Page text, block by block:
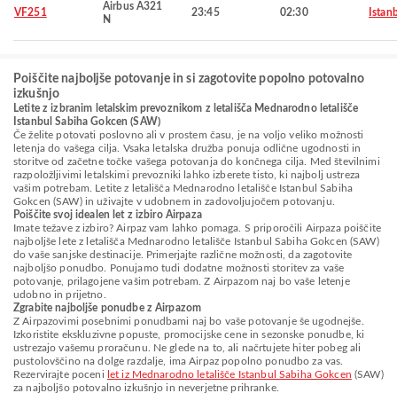
VF251
Airbus A321
N
23:45 02:30
Poiščite najboljše potovanje in si zagotovite popolno potovalno
izkušnjo
Letite z izbranim letalskim prevoznikom z letališča Mednarodno letališče
Istanbul Sabiha Gokcen (SAW)
Če želite potovati poslovno ali v prostem času, je na voljo veliko možnosti
letenja do vašega cilja. Vsaka letalska družba ponuja odlične ugodnosti in
storitve od začetne točke vašega potovanja do končnega cilja. Med številnimi
razpoložljivimi letalskimi prevozniki lahko izberete tisto, ki najbolj ustreza
vašim potrebam. Letite z letališča Mednarodno letališče Istanbul Sabiha
Gokcen (SAW) in uživajte v udobnem in zadovoljujočem potovanju.
Poiščite svoj idealen let z izbiro Airpaza
Imate težave z izbiro? Airpaz vam lahko pomaga. S priporočili Airpaza poiščite
najboljše lete z letališča Mednarodno letališče Istanbul Sabiha Gokcen (SAW)
do vaše sanjske destinacije. Primerjajte različne možnosti, da zagotovite
najboljšo ponudbo. Ponujamo tudi dodatne možnosti storitev za vaše
potovanje, prilagojene vašim potrebam. Z Airpazom naj bo vaše letenje
udobno in prijetno.
Zgrabite najboljše ponudbe z Airpazom
Z Airpazovimi posebnimi ponudbami naj bo vaše potovanje še ugodnejše.
Izkoristite ekskluzivne popuste, promocijske cene in sezonske ponudbe, ki
ustrezajo vašemu proračunu. Ne glede na to, ali načrtujete hiter pobeg ali
pustolovščino na dolge razdalje, ima Airpaz popolno ponudbo za vas.
Rezervirajte poceni let iz Mednarodno letališče Istanbul Sabiha Gokcen (SAW)
za najboljšo potovalno izkušnjo in neverjetne prihranke.